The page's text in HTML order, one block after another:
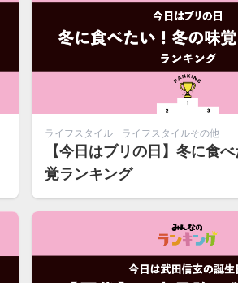
ライフスタイル ライフスタイルその他
【今日はブリの日】冬に食
覚ランキング